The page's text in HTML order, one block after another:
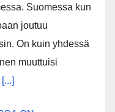
Suomessa kun
joutuu
On kuin yhdessä
muuttuisi
[...]